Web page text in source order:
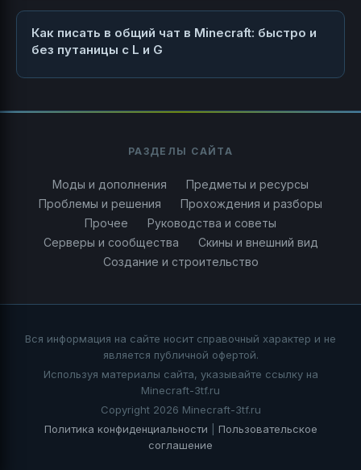
Как писать в общий чат в Minecraft: быстро и
без путаницы с L и G
РАЗДЕЛЫ САЙТА
Моды и дополнения
Предметы и ресурсы
Проблемы и решения
Прохождения и разборы
Прочее
Руководства и советы
Серверы и сообщества
Скины и внешний вид
Создание и строительство
Вся информация на сайте носит справочный характер и не
является публичной офертой.
Используя материалы сайта, указывайте ссылку на
Minecraft-3tf.ru
Copyright 2026 Minecraft-3tf.ru
Политика конфиденциальности
Пользовательское
соглашение